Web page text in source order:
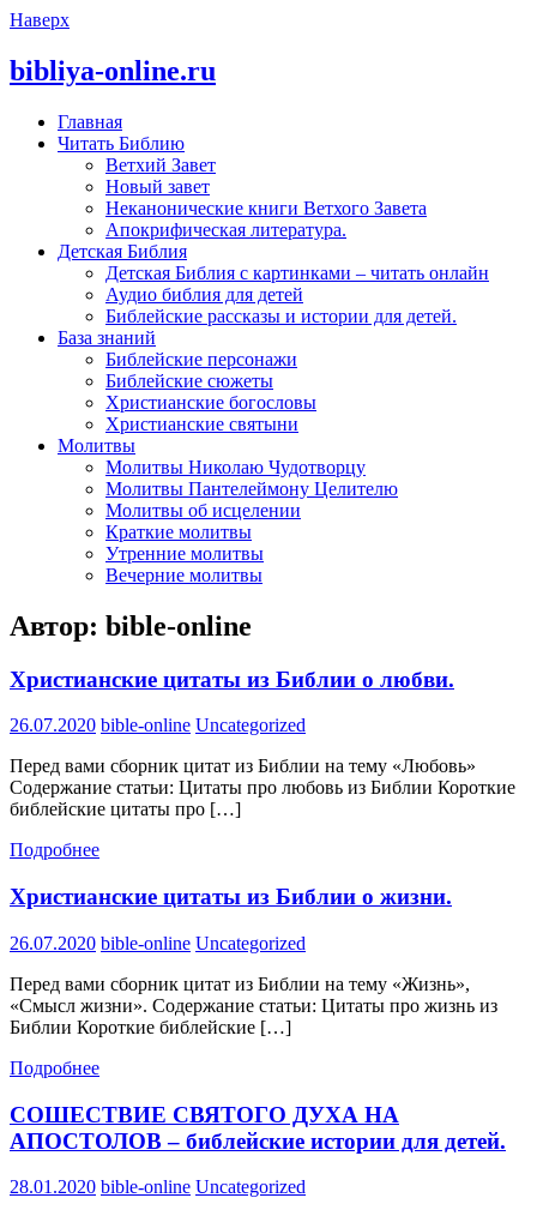
Наверх
bibliya-online.ru
Главная
Читать Библию
Ветхий Завет
Новый завет
Неканонические книги Ветхого Завета
Апокрифическая литература.
Детская Библия
Детская Библия с картинками – читать онлайн
Аудио библия для детей
Библейские рассказы и истории для детей.
База знаний
Библейские персонажи
Библейские сюжеты
Христианские богословы
Христианские святыни
Молитвы
Молитвы Николаю Чудотворцу
Молитвы Пантелеймону Целителю
Молитвы об исцелении
Краткие молитвы
Утренние молитвы
Вечерние молитвы
Автор: bible-online
Христианские цитаты из Библии о любви.
26.07.2020 bible-online Uncategorized
Перед вами сборник цитат из Библии на тему «Любовь»
Содержание статьи: Цитаты про любовь из Библии Короткие
библейские цитаты про […]
Подробнее
Христианские цитаты из Библии о жизни.
26.07.2020 bible-online Uncategorized
Перед вами сборник цитат из Библии на тему «Жизнь»,
«Смысл жизни». Содержание статьи: Цитаты про жизнь из
Библии Короткие библейские […]
Подробнее
СОШЕСТВИЕ СВЯТОГО ДУХА НА
АПОСТОЛОВ – библейские истории для детей.
28.01.2020 bible-online Uncategorized